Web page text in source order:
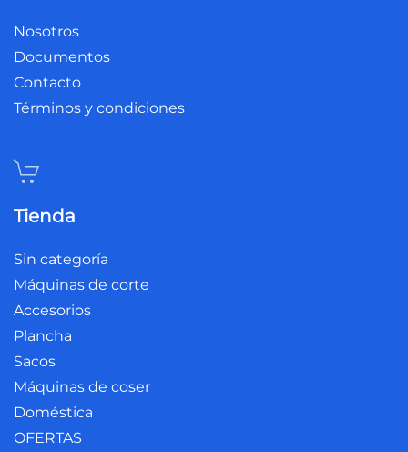
Nosotros
Documentos
Contacto
Términos y condiciones
Tienda
Sin categoría
Máquinas de corte
Accesorios
Plancha
Sacos
Máquinas de coser
Doméstica
OFERTAS